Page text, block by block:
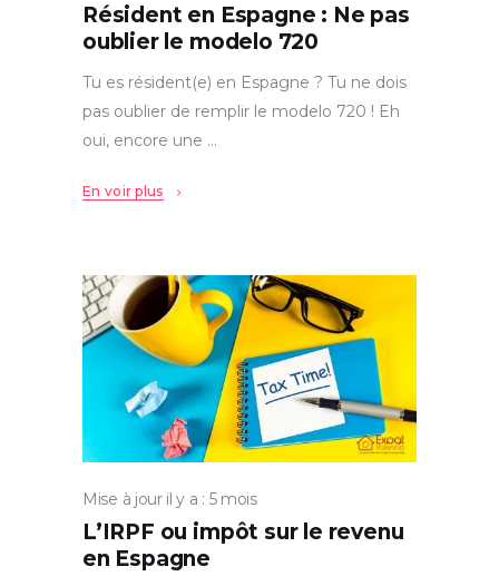
Résident en Espagne : Ne pas
oublier le modelo 720
Tu es résident(e) en Espagne ? Tu ne dois
pas oublier de remplir le modelo 720 ! Eh
oui, encore une
En voir plus
Mise à jour il y a : 5 mois
L’IRPF ou impôt sur le revenu
en Espagne